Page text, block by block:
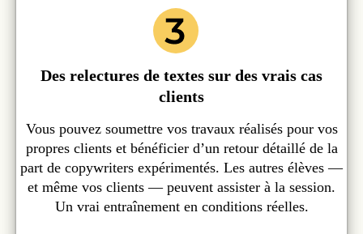
Des relectures de textes sur des vrais cas
clients
Vous pouvez soumettre vos travaux réalisés pour vos
propres clients et bénéficier d’un retour détaillé de la
part de copywriters expérimentés. Les autres élèves —
et même vos clients — peuvent assister à la session.
Un vrai entraînement en conditions réelles.